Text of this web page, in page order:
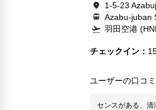
1-5-23
Azabu-juban
羽田空港
チェックイン
ユーザーの口コミ
センスがある、清